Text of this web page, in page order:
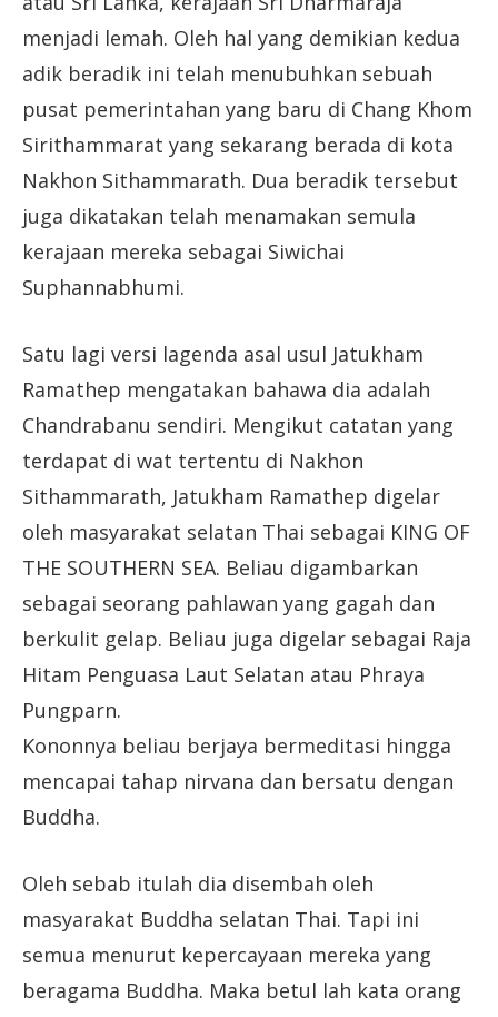
menjadi lemah. Oleh hal yang demikian kedua
adik beradik ini telah menubuhkan sebuah
pusat pemerintahan yang baru di Chang Khom
Sirithammarat yang sekarang berada di kota
Nakhon Sithammarath. Dua beradik tersebut
juga dikatakan telah menamakan semula
kerajaan mereka sebagai Siwichai
Suphannabhumi.
Satu lagi versi lagenda asal usul Jatukham
Ramathep mengatakan bahawa dia adalah
Chandrabanu sendiri. Mengikut catatan yang
terdapat di wat tertentu di Nakhon
Sithammarath, Jatukham Ramathep digelar
oleh masyarakat selatan Thai sebagai KING OF
THE SOUTHERN SEA. Beliau digambarkan
sebagai seorang pahlawan yang gagah dan
berkulit gelap. Beliau juga digelar sebagai Raja
Hitam Penguasa Laut Selatan atau Phraya
Pungparn.
Kononnya beliau berjaya bermeditasi hingga
mencapai tahap nirvana dan bersatu dengan
Buddha.
Oleh sebab itulah dia disembah oleh
masyarakat Buddha selatan Thai. Tapi ini
semua menurut kepercayaan mereka yang
beragama Buddha. Maka betul lah kata orang